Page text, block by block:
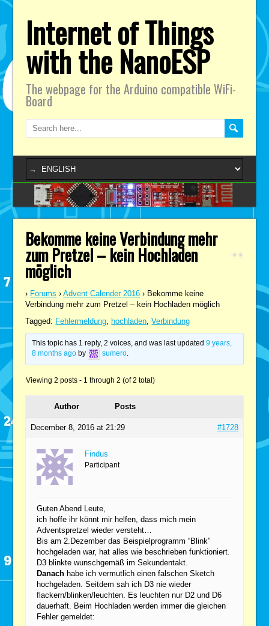
Internet of Things
with the NanoESP
The webpage for the Arduino compatible WiFi-
Board
Bekomme keine Verbindung mehr
zum Pretzel – kein Hochladen
möglich
› Forums › Advent Calender 2016 › Bekomme keine
Verbindung mehr zum Pretzel – kein Hochladen möglich
Tagged: Fehlermeldung ,hochladen ,Verbindung
This topic has 1 reply, 2 voices, and was last updated 9 years,
8 months agoby sumero.
Viewing 2 posts - 1 through 2 (of 2 total)
Author Posts
December 8, 2016 at 21:29 #1728
Findus
Participant
Guten Abend Leute,
ich hoffe ihr könnt mir helfen, dass mich mein
Adventspretzel wieder versteht…
Bis am 2.Dezember das Beispielprogramm “Blink”
hochgeladen war, hat alles wie beschrieben funktioniert.
D3 blinkte wunschgemäß im Sekundentakt.
Danach habe ich vermutlich einen falschen Sketch
hochgeladen. Seitdem sah ich D3 nie wieder
flackern/blinken/leuchten. Es leuchten nur D2 und D6
dauerhaft. Beim Hochladen werden immer die gleichen
Fehler gemeldet: